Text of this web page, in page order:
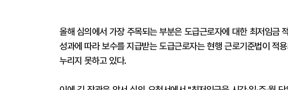
올해 심의에서 가장 주목되는 부분은 도급근로자에 대한 최저임금
성과에 따라 보수를 지급받는 도급근로자는 현행 근로기준법이 적
누리지 못하고 있다.